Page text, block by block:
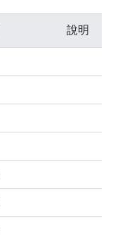
說明